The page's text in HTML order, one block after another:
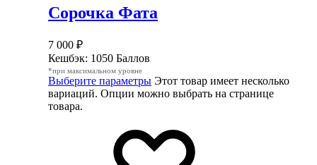
Сорочка Фата
7 000 ₽
Кешбэк: 1050 Баллов
*при максимальном уровне
Выберите параметры Этот товар имеет несколько
вариаций. Опции можно выбрать на странице
товара.